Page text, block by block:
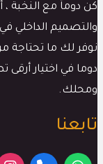
كن دوماَ مع النخبة
والتصميم الداخلي
نوفر لك ما تحتاجة
دوما في اختيار
ومحلك.
تابعنا